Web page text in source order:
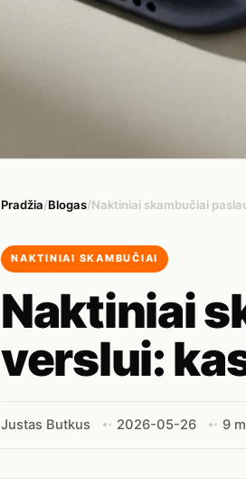
Pradžia/Blogas/Naktiniai skambučiai
NAKTINIAI SKAMBUČIAI
Naktiniai
verslui:
Justas Butkus 2026-05-26 9